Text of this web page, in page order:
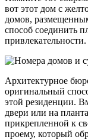
вот этот дом с
домов,
способ соединить
привлекательности.
Архитектурное
оригинальный
этой резиденции.
двери или на
прикрепленной к
проему, который